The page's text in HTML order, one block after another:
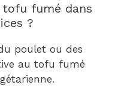
fumé dans
?
poulet ou des
au tofu fumé